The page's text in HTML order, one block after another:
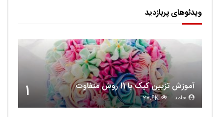
ویدئوهای پربازدید
1 آموزش تزیین کیک با 11 روش متفاوت
حامد 27.6K